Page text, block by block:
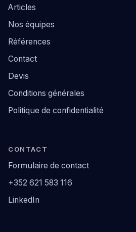
Articles
Nos équipes
Références
Contact
Devis
Conditions générales
Politique de confidentialité
CONTACT
Formulaire de contact
+352 621 583 116
LinkedIn